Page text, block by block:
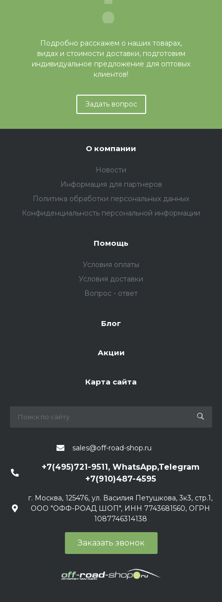
Подробно расскажем о наших товарах,
видах и стоимости доставки, подготовим
индивидуальное предложение для оптовых
клиентов!
Задать вопрос
О компании
Новости
Информация для партнеров
Политика обработки персональных данных
Конфиденциальность персональной информации
Помощь
Условия оплаты
Условия доставки
Вопрос - ответ
Блог
Акции
Карта сайта
sales@off-road-shop.ru
+7(495)721-9511, WhatsApp,Telegram
+7(910)487-4595
г. Москва, 125476, ул. Василия Петушкова, 3к3, стр.1,
ООО "ОФФ-РОАД ШОП", ИНН 7743681560, ОГРН
1087746314138
Заказать звонок